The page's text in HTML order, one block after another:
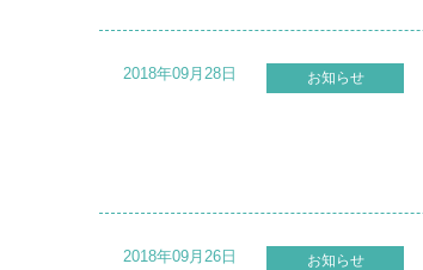
2018年09月28日 お知らせ
2018年09月26日 お知らせ